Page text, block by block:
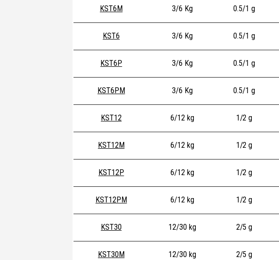
KST6M 3/6 Kg 0.5/1 g
KST6 3/6 Kg 0.5/1 g
KST6P 3/6 Kg 0.5/1 g
KST6PM 3/6 Kg 0.5/1 g
KST12 6/12 kg 1/2 g
KST12M 6/12 kg 1/2 g
KST12P 6/12 kg 1/2 g
KST12PM 6/12 kg 1/2 g
KST30 12/30 kg 2/5 g
KST30M 12/30 kg 2/5 g